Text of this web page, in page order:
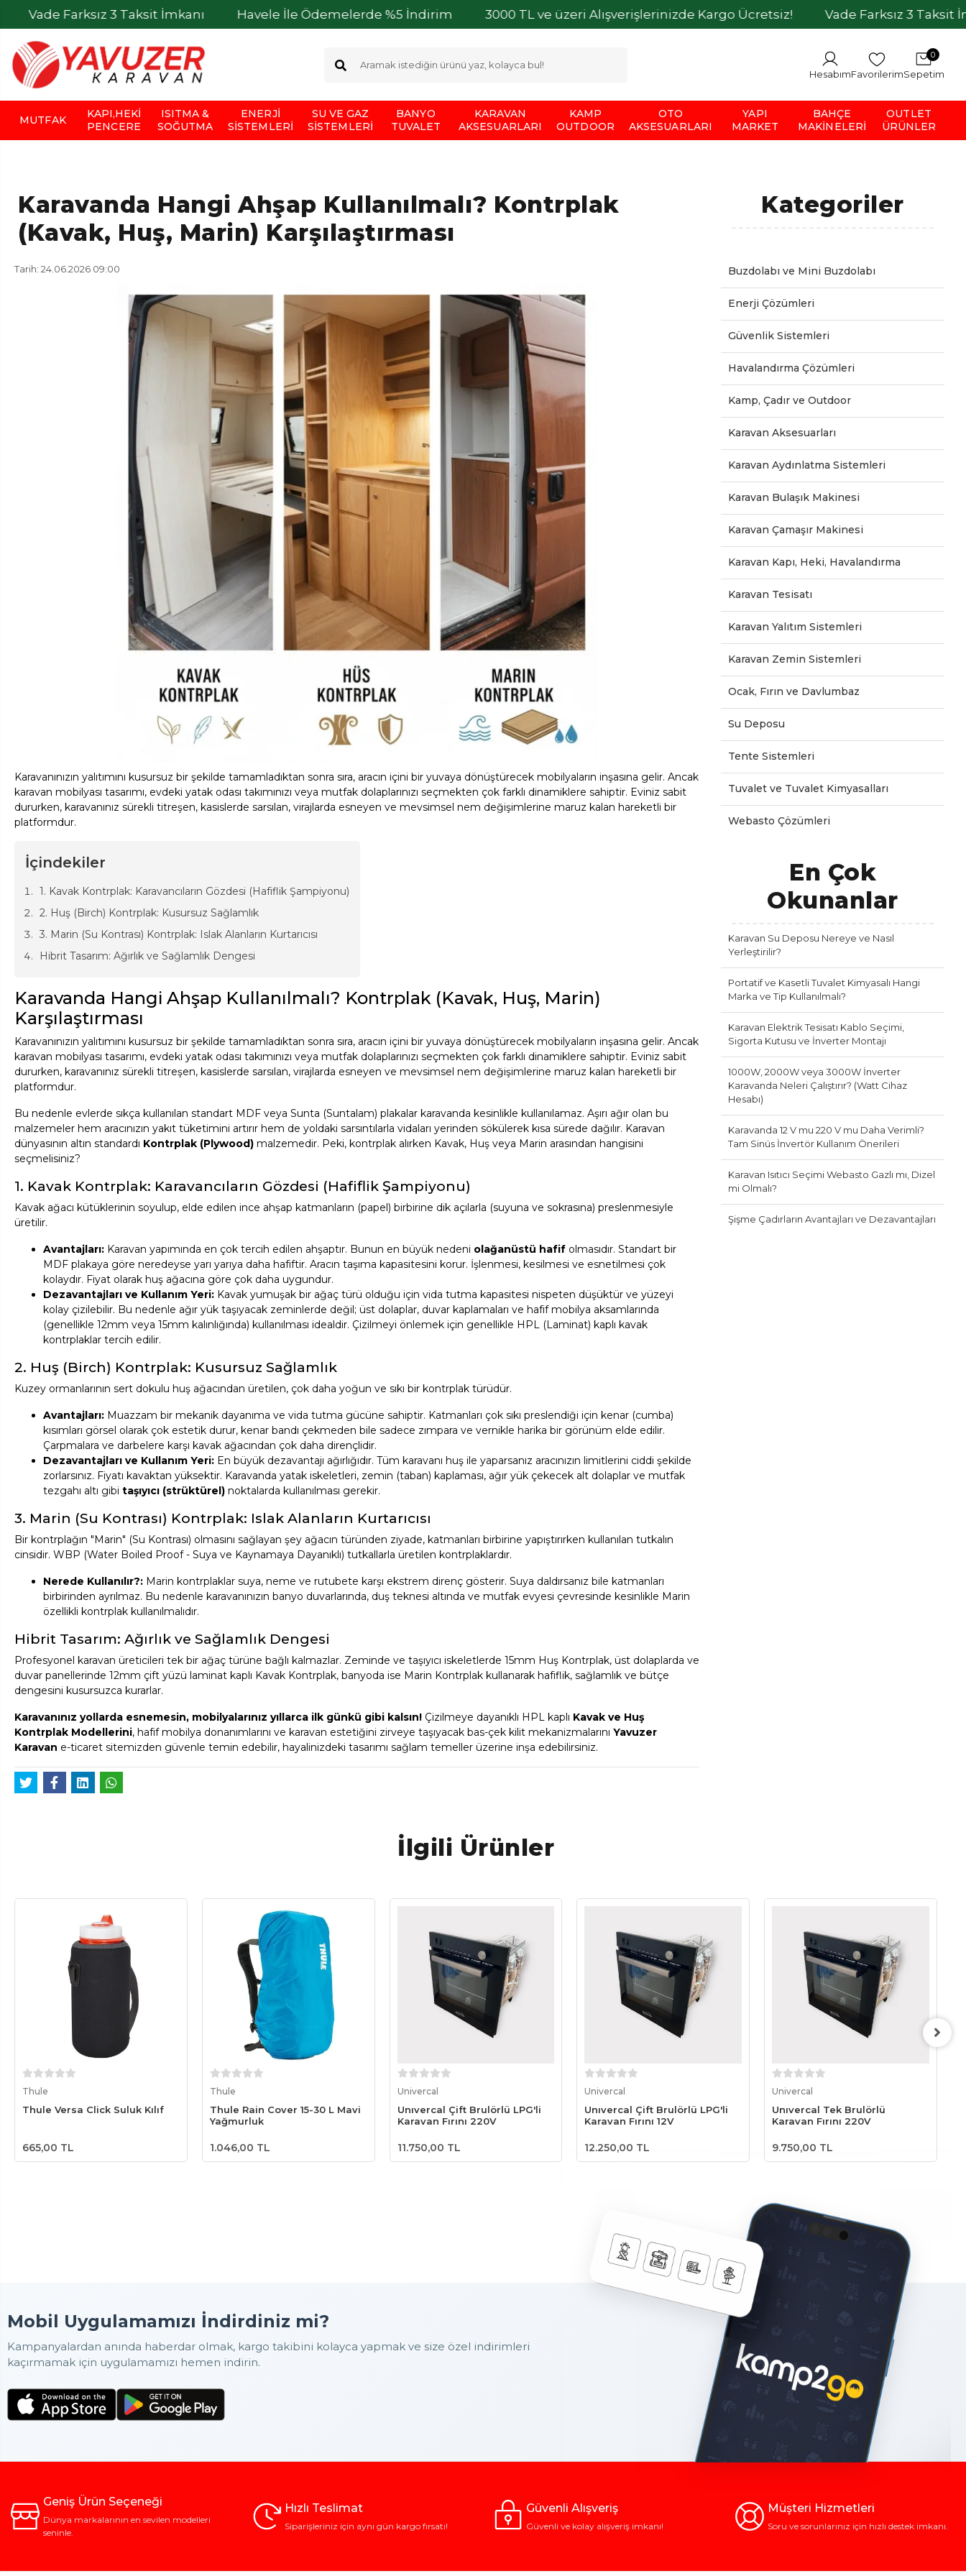
3 Taksit İmkanı Havele İle Ödemelerde %5 İndirim 3000 TL ve üzeri Alışverişlerinizde Kargo Ücretsiz! Vade Farksız 3 Taksit İmkanı
HesabımFavorilerim
0
Sepetim
MUTFAK
KAPI,HEKI
PENCERE
ISITMA &
SOĞUTMA
ENERJI
SISTEMLERI
SU VE GAZ
SISTEMLERI
BANYO
TUVALET
KARAVAN
AKSESUARLARI
KAMP
OUTDOOR
OTO
AKSESUARLARI
YAPI
MARKET
BAHÇE
MAKINELERI
OUTLET
ÜRÜNLER
Karavanda Hangi Ahşap Kullanılmalı? Kontrplak
(Kavak, Huş, Marin) Karşılaştırması
Tarih: 24.06.2026 09:00
Karavanınızın yalıtımını kusursuz bir şekilde tamamladıktan sonra sıra, aracın içini bir yuvaya dönüştürecek mobilyaların inşasına gelir. Ancak
karavan mobilyası tasarımı, evdeki yatak odası takımınızı veya mutfak dolaplarınızı seçmekten çok farklı dinamiklere sahiptir. Eviniz sabit
dururken, karavanınız sürekli titreşen, kasislerde sarsılan, virajlarda esneyen ve mevsimsel nem değişimlerine maruz kalan hareketli bir
platformdur.
İçindekiler
1. Kavak Kontrplak: Karavancıların Gözdesi (Hafiflik Şampiyonu)
2. Huş (Birch) Kontrplak: Kusursuz Sağlamlık
3. Marin (Su Kontrası) Kontrplak: Islak Alanların Kurtarıcısı
Hibrit Tasarım: Ağırlık ve Sağlamlık Dengesi
Karavanda Hangi Ahşap Kullanılmalı? Kontrplak (Kavak, Huş, Marin)
Karşılaştırması
Karavanınızın yalıtımını kusursuz bir şekilde tamamladıktan sonra sıra, aracın içini bir yuvaya dönüştürecek mobilyaların inşasına gelir. Ancak
karavan mobilyası tasarımı, evdeki yatak odası takımınızı veya mutfak dolaplarınızı seçmekten çok farklı dinamiklere sahiptir. Eviniz sabit
dururken, karavanınız sürekli titreşen, kasislerde sarsılan, virajlarda esneyen ve mevsimsel nem değişimlerine maruz kalan hareketli bir
platformdur.
Bu nedenle evlerde sıkça kullanılan standart MDF veya Sunta (Suntalam) plakalar karavanda kesinlikle kullanılamaz. Aşırı ağır olan bu
malzemeler hem aracınızın yakıt tüketimini artırır hem de yoldaki sarsıntılarla vidaları yerinden sökülerek kısa sürede dağılır. Karavan
dünyasının altın standardı Kontrplak (Plywood) malzemedir. Peki, kontrplak alırken Kavak, Huş veya Marin arasından hangisini
seçmelisiniz?
1. Kavak Kontrplak: Karavancıların Gözdesi (Hafiflik Şampiyonu)
Kavak ağacı kütüklerinin soyulup, elde edilen ince ahşap katmanların (papel) birbirine dik açılarla (suyuna ve sokrasına) preslenmesiyle
üretilir.
Avantajları: Karavan yapımında en çok tercih edilen ahşaptır. Bunun en büyük nedeni olağanüstü hafif olmasıdır. Standart bir
MDF plakaya göre neredeyse yarı yarıya daha hafiftir. Aracın taşıma kapasitesini korur. İşlenmesi, kesilmesi ve esnetilmesi çok
kolaydır. Fiyat olarak huş ağacına göre çok daha uygundur.
Dezavantajları ve Kullanım Yeri: Kavak yumuşak bir ağaç türü olduğu için vida tutma kapasitesi nispeten düşüktür ve yüzeyi
kolay çizilebilir. Bu nedenle ağır yük taşıyacak zeminlerde değil; üst dolaplar, duvar kaplamaları ve hafif mobilya aksamlarında
(genellikle 12mm veya 15mm kalınlığında) kullanılması idealdir. Çizilmeyi önlemek için genellikle HPL (Laminat) kaplı kavak
kontrplaklar tercih edilir.
2. Huş (Birch) Kontrplak: Kusursuz Sağlamlık
Kuzey ormanlarının sert dokulu huş ağacından üretilen, çok daha yoğun ve sıkı bir kontrplak türüdür.
Avantajları: Muazzam bir mekanik dayanıma ve vida tutma gücüne sahiptir. Katmanları çok sıkı preslendiği için kenar (cumba)
kısımları görsel olarak çok estetik durur, kenar bandı çekmeden bile sadece zımpara ve vernikle harika bir görünüm elde edilir.
Çarpmalara ve darbelere karşı kavak ağacından çok daha dirençlidir.
Dezavantajları ve Kullanım Yeri: En büyük dezavantajı ağırlığıdır. Tüm karavanı huş ile yaparsanız aracınızın limitlerini ciddi şekilde
zorlarsınız. Fiyatı kavaktan yüksektir. Karavanda yatak iskeletleri, zemin (taban) kaplaması, ağır yük çekecek alt dolaplar ve mutfak
tezgahı altı gibi taşıyıcı (strüktürel) noktalarda kullanılması gerekir.
3. Marin (Su Kontrası) Kontrplak: Islak Alanların Kurtarıcısı
Bir kontrplağın "Marin" (Su Kontrası) olmasını sağlayan şey ağacın türünden ziyade, katmanları birbirine yapıştırırken kullanılan tutkalın
cinsidir. WBP (Water Boiled Proof - Suya ve Kaynamaya Dayanıklı) tutkallarla üretilen kontrplaklardır.
Nerede Kullanılır?: Marin kontrplaklar suya, neme ve rutubete karşı ekstrem direnç gösterir. Suya daldırsanız bile katmanları
birbirinden ayrılmaz. Bu nedenle karavanınızın banyo duvarlarında, duş teknesi altında ve mutfak evyesi çevresinde kesinlikle Marin
özellikli kontrplak kullanılmalıdır.
Hibrit Tasarım: Ağırlık ve Sağlamlık Dengesi
Profesyonel karavan üreticileri tek bir ağaç türüne bağlı kalmazlar. Zeminde ve taşıyıcı iskeletlerde 15mm Huş Kontrplak, üst dolaplarda ve
duvar panellerinde 12mm çift yüzü laminat kaplı Kavak Kontrplak, banyoda ise Marin Kontrplak kullanarak hafiflik, sağlamlık ve bütçe
dengesini kusursuzca kurarlar.
Karavanınız yollarda esnemesin, mobilyalarınız yıllarca ilk günkü gibi kalsın! Çizilmeye dayanıklı HPL kaplı Kavak ve Huş
Kontrplak Modellerini, hafif mobilya donanımlarını ve karavan estetiğini zirveye taşıyacak bas-çek kilit mekanizmalarını Yavuzer
Karavan e-ticaret sitemizden güvenle temin edebilir, hayalinizdeki tasarımı sağlam temeller üzerine inşa edebilirsiniz.
Kategoriler
Buzdolabı ve Mini Buzdolabı
Enerji Çözümleri
Güvenlik Sistemleri
Havalandırma Çözümleri
Kamp, Çadır ve Outdoor
Karavan Aksesuarları
Karavan Aydınlatma Sistemleri
Karavan Bulaşık Makinesi
Karavan Çamaşır Makinesi
Karavan Kapı, Heki, Havalandırma
Karavan Tesisatı
Karavan Yalıtım Sistemleri
Karavan Zemin Sistemleri
Ocak, Fırın ve Davlumbaz
Su Deposu
Tente Sistemleri
Tuvalet ve Tuvalet Kimyasalları
Webasto Çözümleri
En Çok
Okunanlar
Karavan Su Deposu Nereye ve Nasıl
Yerleştirilir?
Portatif ve Kasetli Tuvalet Kimyasalı Hangi
Marka ve Tip Kullanılmalı?
Karavan Elektrik Tesisatı Kablo Seçimi,
Sigorta Kutusu ve İnverter Montajı
1000W, 2000W veya 3000W İnverter
Karavanda Neleri Çalıştırır? (Watt Cihaz
Hesabı)
Karavanda 12 V mu 220 V mu Daha Verimli?
Tam Sinüs İnvertör Kullanım Önerileri
Karavan Isıtıcı Seçimi Webasto Gazlı mı, Dizel
mi Olmalı?
Şişme Çadırların Avantajları ve Dezavantajları
İlgili Ürünler
Thule
Thule Versa Click Suluk Kılıf
665,00 TL
Thule
Thule Rain Cover 15-30 L Mavi
Yağmurluk
1.046,00 TL
Univercal
Unıvercal Çift Brulörlü LPG'li
Karavan Fırını 220V
11.750,00 TL
Univercal
Unıvercal Çift Brulörlü LPG'li
Karavan Fırını 12V
12.250,00 TL
Univercal
Unıvercal Tek Brulörlü
Karavan Fırını 220V
9.750,00 TL
Mobil Uygulamamızı İndirdiniz mi?
Kampanyalardan anında haberdar olmak, kargo takibini kolayca yapmak ve size özel indirimleri
kaçırmamak için uygulamamızı hemen indirin.
Geniş Ürün Seçeneği
Dünya markalarının en sevilen modelleri
seninle.
Hızlı Teslimat
Siparişleriniz için aynı gün kargo fırsatı!
Güvenli Alışveriş
Güvenli ve kolay alışveriş imkanı!
Müşteri Hizmetleri
Soru ve sorunlarınız için hızlı destek imkanı.